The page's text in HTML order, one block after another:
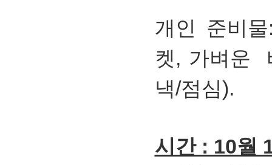
개인 준비
켓, 가벼운
낵/점심).
시간 : 10월